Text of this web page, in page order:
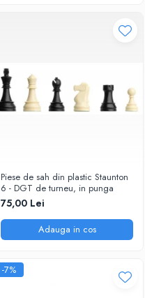
Piese de sah din plastic Staunton
6 - DGT de turneu, in punga
75,00 Lei
Adauga in cos
-7%